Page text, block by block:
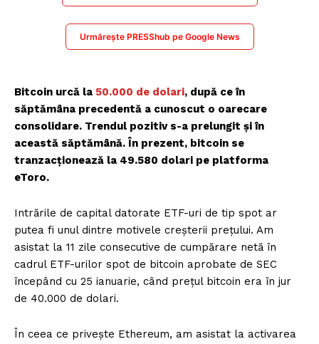
Urmărește PRESShub pe Google News
Bitcoin urcă la 50.000 de dolari, după ce în
săptămâna precedentă a cunoscut o oarecare
consolidare. Trendul pozitiv s-a prelungit și în
această săptămână. În prezent, bitcoin se
tranzacționează la 49.580 dolari pe platforma
eToro.
Intrările de capital datorate ETF-uri de tip spot ar
putea fi unul dintre motivele creșterii prețului. Am
asistat la 11 zile consecutive de cumpărare netă în
cadrul ETF-urilor spot de bitcoin aprobate de SEC
începând cu 25 ianuarie, când prețul bitcoin era în jur
de 40.000 de dolari.
În ceea ce privește Ethereum, am asistat la activarea